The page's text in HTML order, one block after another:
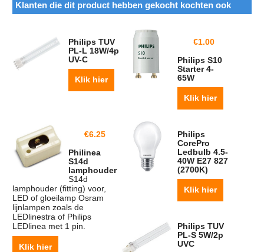
Klanten die dit product hebben gekocht kochten ook
Philips TUV
PL-L 18W/4p
UV-C
Klik hier
€1.00
Philips S10
Starter 4-
65W
Klik hier
€6.25
Philinea
S14d
lamphouder
S14d
lamphouder (fitting) voor,
LED of gloeilamp Osram
lijnlampen zoals de
LEDlinestra of Philips
LEDlinea met 1 pin.
Klik hier
Philips
CorePro
Ledbulb 4.5-
40W E27 827
(2700K)
Klik hier
Philips TUV
PL-S 5W/2p
UVC